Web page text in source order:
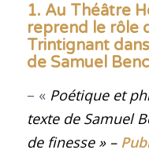
1. Au Théâtre
reprend le rôle
Trintignant dans
de Samuel
– « Poétique et
texte de Samuel
de finesse » –